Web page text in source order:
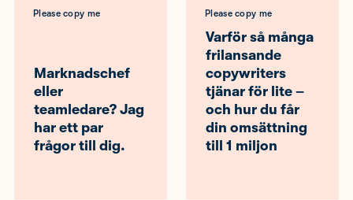
Please copy me
Marknadschef
eller
teamledare? Jag
har ett par
frågor till dig.
Please copy me
Varför så många
frilansande
copywriters
tjänar för lite –
och hur du får
din omsättning
till 1 miljon